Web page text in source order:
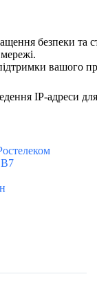
безпеки та
вашого